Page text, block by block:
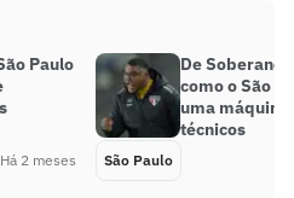
Paulo
Há 2 meses
De Soberano
como o São
uma
técnicos
São Paulo